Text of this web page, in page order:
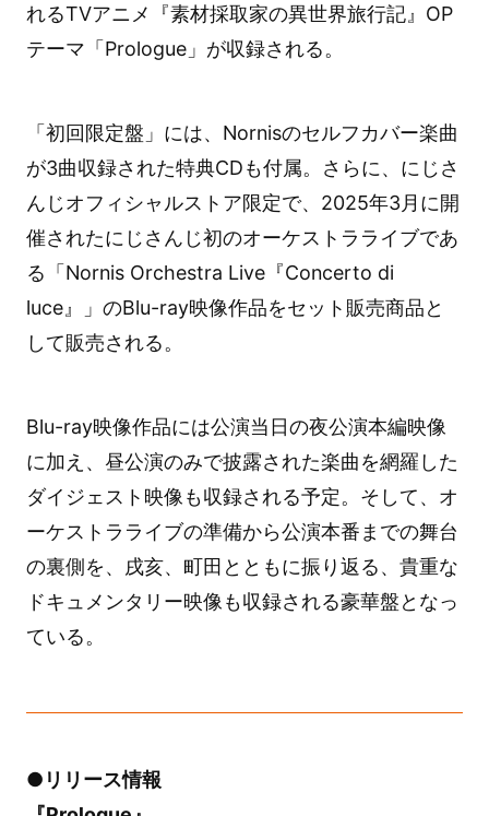
れるTVアニメ『素材採取家の異世界旅行記』OP
テーマ「Prologue」が収録される。
「初回限定盤」には、Nornisのセルフカバー楽曲
が3曲収録された特典CDも付属。さらに、にじさ
んじオフィシャルストア限定で、2025年3月に開
催されたにじさんじ初のオーケストラライブであ
る「Nornis Orchestra Live『Concerto di
luce』」のBlu-ray映像作品をセット販売商品と
して販売される。
Blu-ray映像作品には公演当日の夜公演本編映像
に加え、昼公演のみで披露された楽曲を網羅した
ダイジェスト映像も収録される予定。そして、オ
ーケストラライブの準備から公演本番までの舞台
の裏側を、戌亥、町田とともに振り返る、貴重な
ドキュメンタリー映像も収録される豪華盤となっ
ている。
●リリース情報